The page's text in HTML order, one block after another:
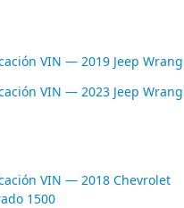
VIN — 2019 Jeep
VIN — 2023 Jeep
VIN — 2018 Chevrolet
1500